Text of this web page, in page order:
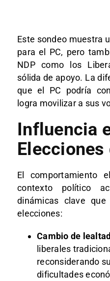
Este sondeo muestra
para el PC, pero
NDP como los
sólida de apoyo. La
que el PC podría
logra movilizar a sus
Influencia
Elecciones
El comportamiento
contexto político
dinámicas clave
elecciones:
Cambio de
liberales
reconsiderando
dificultades